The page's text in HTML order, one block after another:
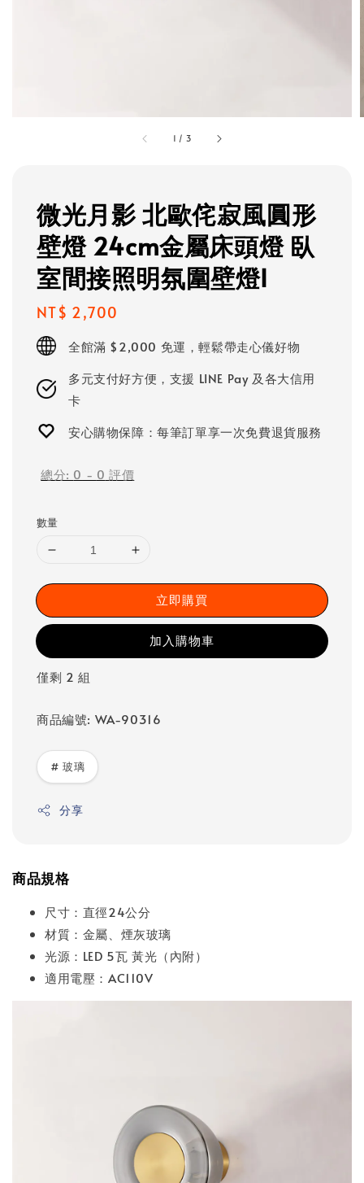
1 / 3
微光月影 北歐侘寂風圓形
壁燈 24cm金屬床頭燈 臥
室間接照明氛圍壁燈I
Regular
price
NT$ 2,700
全館滿 $2,000 免運，輕鬆帶走心儀好物
多元支付好方便，支援 LINE Pay 及各大信用
卡
安心購物保障：每筆訂單享一次免費退貨服務
總分: 0 - 0 評價
數量
立即購買
加入購物車
僅剩 2 組
商品編號: WA-90316
# 玻璃
分享
商品規格
尺寸：直徑24公分
材質：金屬、煙灰玻璃
光源：LED 5瓦 黃光（內附）
適用電壓：AC110V